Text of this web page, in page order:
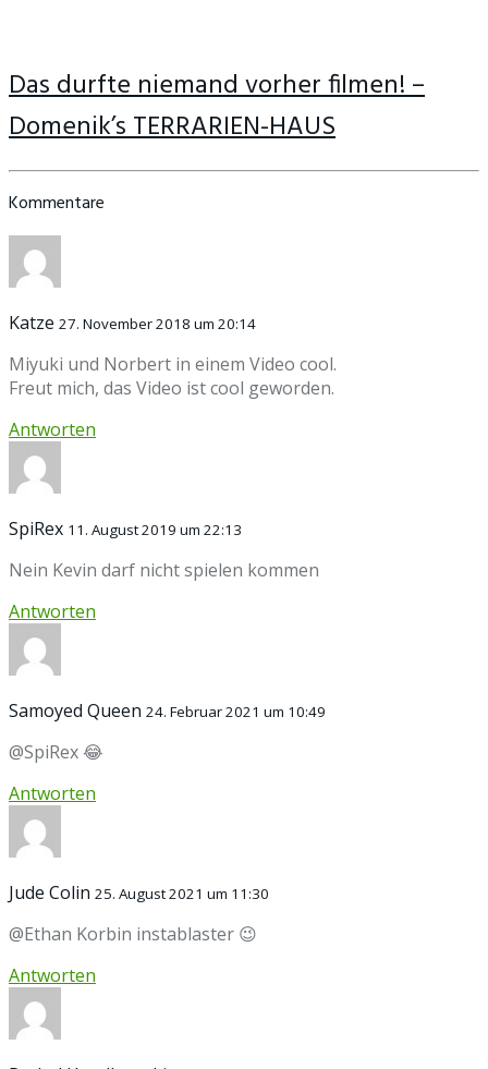
Das durfte niemand vorher filmen! –
Domenik’s TERRARIEN-HAUS
Kommentare
Katze 27. November 2018 um 20:14
Miyuki und Norbert in einem Video cool.
Freut mich, das Video ist cool geworden.
Antworten
SpiRex 11. August 2019 um 22:13
Nein Kevin darf nicht spielen kommen
Antworten
Samoyed Queen 24. Februar 2021 um 10:49
@SpiRex 😂
Antworten
Jude Colin 25. August 2021 um 11:30
@Ethan Korbin instablaster 😉
Antworten